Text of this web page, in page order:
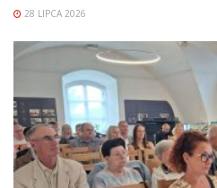
28 LIPCA 2026